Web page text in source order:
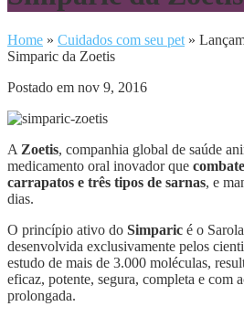
Home » Cuidados com seu pet »
Simparic da Zoetis
Postado em nov 9, 2016
A Zoetis, companhia global de saúde
medicamento oral inovador que
carrapatos e três tipos de sarnas, e
dias.
O princípio ativo do Simparic é o
desenvolvida exclusivamente pelos
estudo de mais de 3.000 moléculas,
eficaz, potente, segura, completa e com
prolongada.